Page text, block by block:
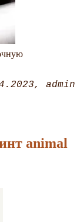
admin
animal